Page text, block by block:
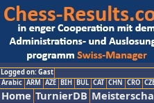
Logged on: Gast
Arabic ARM AZE BIH BUL CAT CHN CRO
Home TurnierDB